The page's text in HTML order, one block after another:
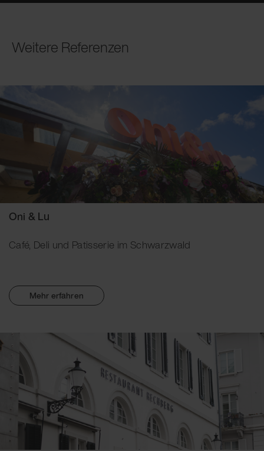
Weitere Referenzen
Oni & Lu
Café, Deli und Patisserie im Schwarzwald
Mehr erfahren